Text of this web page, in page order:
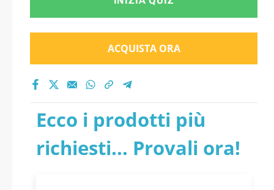
ACQUISTA ORA
Ecco i prodotti più
richiesti... Provali ora!